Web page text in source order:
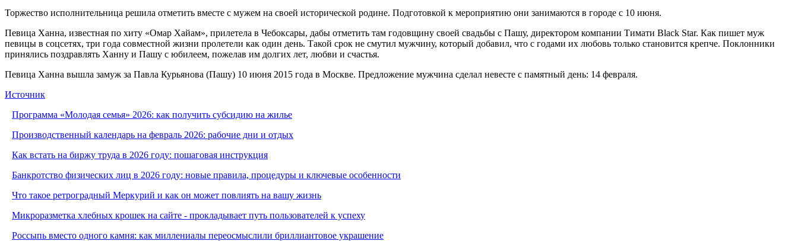
Торжество исполнительница решила отметить вместе с мужем на своей исторической родине. Подготовкой к мероприятию они занимаются в городе с 10 июня.
Певица Ханна, известная по хиту «Омар Хайам», прилетела в Чебоксары, дабы отметить там годовщину своей свадьбы с Пашу, директором компании Тимати Black Star. Как пишет муж
певицы в соцсетях, три года совместной жизни пролетели как один день. Такой срок не смутил мужчину, который добавил, что с годами их любовь только становится крепче. Поклонники
принялись поздравлять Ханну и Пашу с юбилеем, пожелав им долгих лет, любви и счастья.
Певица Ханна вышла замуж за Павла Курьянова (Пашу) 10 июня 2015 года в Москве. Предложение мужчина сделал невесте с памятный день: 14 февраля.
Источник
Программа «Молодая семья» 2026: как получить субсидию на жилье
Производственный календарь на февраль 2026: рабочие дни и отдых
Как встать на биржу труда в 2026 году: пошаговая инструкция
Банкротство физических лиц в 2026 году: новые правила, процедуры и ключевые особенности
Что такое ретроградный Меркурий и как он может повлиять на вашу жизнь
Микроразметка хлебных крошек на сайте - прокладывает путь пользователей к успеху
Россыпь вместо одного камня: как миллениалы переосмыслили бриллиантовое украшение